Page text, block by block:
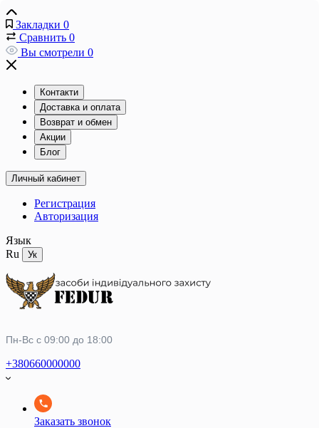
Закладки 0
Сравнить 0
Вы смотрели 0
Контакти
Доставка и оплата
Возврат и обмен
Акции
Блог
Личный кабинет
Регистрация
Авторизация
Язык
Ru
Ук
Пн-Вс с 09:00 до 18:00
+380660000000
Заказать звонок